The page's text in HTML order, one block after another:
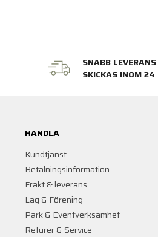
SNABB
SKICKAS INOM
HANDLA
Kundtjänst
Betalningsinformation
Frakt & leverans
Lag & Förening
Park & Eventverksamhet
Returer & Service